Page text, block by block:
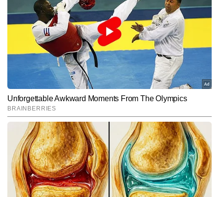
गौरव तिवारी टाइम्स नाउ नवभारत डिजिटल में टेक और ऑटो बीट को कवर करते
हैं। मीडिया इंडस्ट्री में 9 वर्षों के अनुभव के साथ, गौरव तकनीकी दुनिया की तेजी से
बदलती जानकारियो को सरल और समझने योग्य भाषा में पेश करने के लिए जाने जाते
हैं। वह गैजेट रिव्यू, टेलिकॉम अपडेट्स, आर्टिफिशियल इंटेलिजेंस, साइबर क्राइम,
टिप्स एंड ट्रिक्स, ई-कॉमर्स और ऑटोमोबाइल सेक्टर की महत्वपूर्ण खबरों पर
लगातार काम करते हैं। गौरव अब तक 10,000 से अधिक आर्टिकल्स लिख चुके
हैं। उनकी स्टोरीज न सिर्फ टेक-सेवी पाठकों के लिए उपयोगी होती हैं, बल्कि आम
यूजर्स को भी नई तकनीक समझने और अपनाने में मदद करती हैं।
और पढ़ें
Follow Us:
Subscribe to our daily Newsletter!
SUBMIT